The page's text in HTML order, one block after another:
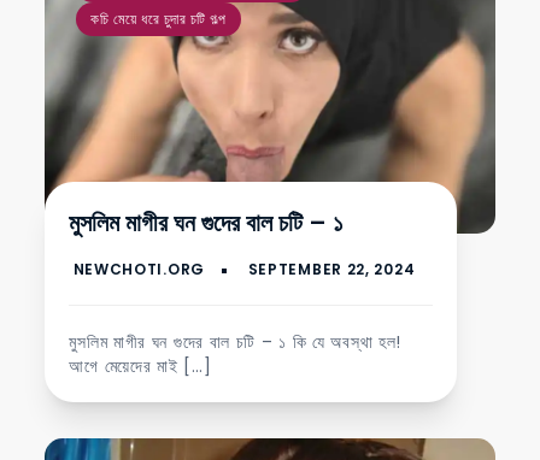
কচি মেয়ে ধরে চুদার চটি গল্প
মুসলিম মাগীর ঘন গুদের বাল চটি – ১
মুসলিম মাগীর ঘন গুদের বাল চটি – ১ কি যে অবস্থা হল!
আগে মেয়েদের মাই […]